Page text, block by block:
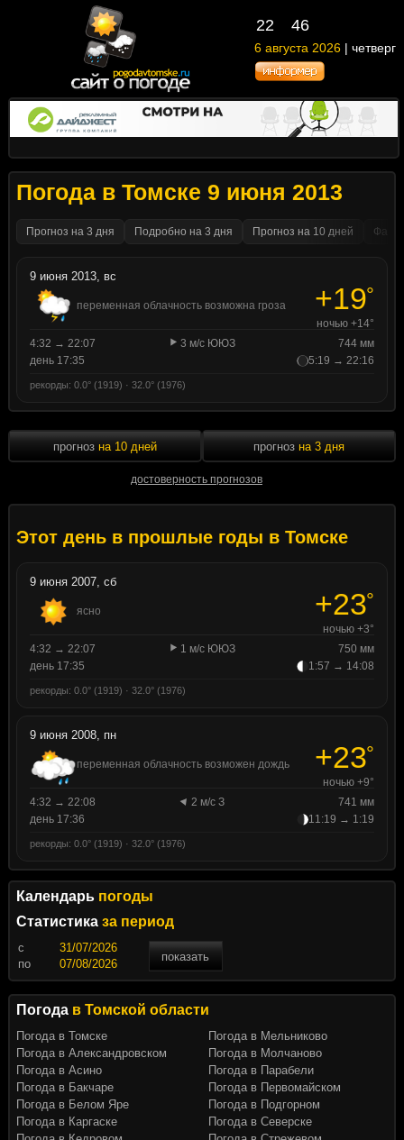
22 46
6 августа 2026 | четверг
Погода в Томске 9 июня 2013
Прогноз на 3 дня Подробно на 3 дня Прогноз на 10 дней
9 июня 2013, вс
переменная облачность возможна гроза +19°
ночью +14°
4:32 → 22:07
3 м/с ЮЮЗ
744 мм
день 17:35
5:19 → 22:16
рекорды: 0.0° (1919) · 32.0° (1976)
прогноз на 10 дней
достоверность прогнозов
прогноз на 3 дня
Этот день в прошлые годы в Томске
9 июня 2007, сб
ясно +23°
ночью +3°
4:32 → 22:07
1 м/с ЮЮЗ
750 мм
день 17:35
1:57 → 14:08
рекорды: 0.0° (1919) · 32.0° (1976)
9 июня 2008, пн
переменная облачность возможен дождь +23°
ночью +9°
4:32 → 22:08
2 м/с З
741 мм
день 17:36
11:19 → 1:19
рекорды: 0.0° (1919) · 32.0° (1976)
Календарь погоды
Статистика за период
c
показать
по
Погода в Томской области
Погода в Томске
Погода в Александровском
Погода в Асино
Погода в Бакчаре
Погода в Белом Яре
Погода в Каргаске
Погода в Мельниково
Погода в Молчаново
Погода в Парабели
Погода в Первомайском
Погода в Подгорном
Погода в Северске